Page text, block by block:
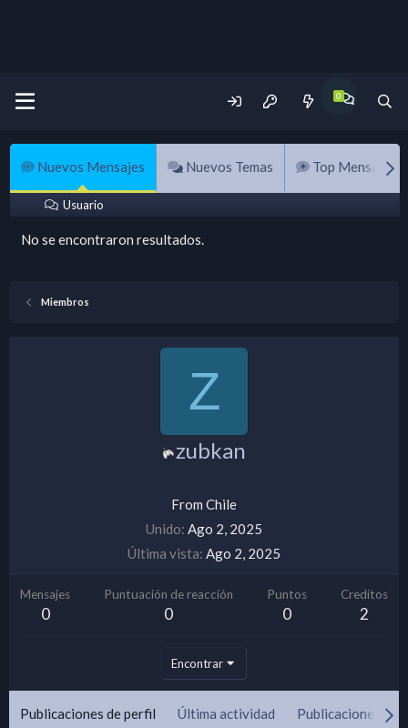
Nuevos Mensajes Nuevos Temas Top Mensajes
Usuario
No se encontraron resultados.
Miembros
Z
zubkan
From Chile
Unido Ago 2, 2025
Última vista Ago 2, 2025
Mensajes
0
Puntuación de reacción
0
Puntos
0
Creditos
2
Encontrar
Publicaciones de perfil Última actividad Publicaciones